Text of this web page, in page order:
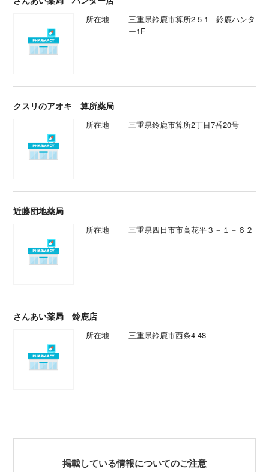
所在地
三重県鈴鹿市算所2-5-1 鈴鹿ハンタ
ー1F
クスリのアオキ 算所薬局
所在地 三重県鈴鹿市算所2丁目7番20号
近藤団地薬局
所在地 三重県四日市市高花平３－１－６２
さんあい薬局 鈴鹿店
所在地 三重県鈴鹿市西条4-48
掲載している情報についてのご注意